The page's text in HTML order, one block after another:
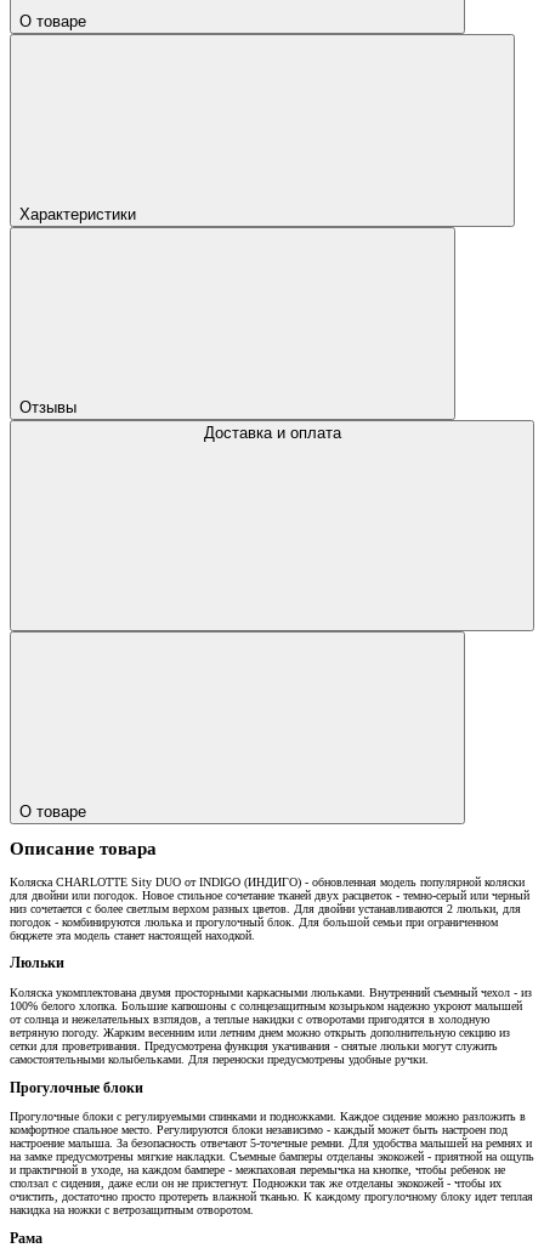
О товаре
Характеристики
Отзывы
Доставка и оплата
О товаре
Описание товара
Коляска CHARLOTTE Sity DUO от INDIGO (ИНДИГО) - обновленная модель популярной коляски
для двойни или погодок. Новое стильное сочетание тканей двух расцветок - темно-серый или черный
низ сочетается с более светлым верхом разных цветов. Для двойни устанавливаются 2 люльки, для
погодок - комбинируются люлька и прогулочный блок. Для большой семьи при ограниченном
бюджете эта модель станет настоящей находкой.
Люльки
Коляска укомплектована двумя просторными каркасными люльками. Внутренний съемный чехол - из
100% белого хлопка. Большие капюшоны с солнцезащитным козырьком надежно укроют малышей
от солнца и нежелательных взглядов, а теплые накидки с отворотами пригодятся в холодную
ветряную погоду. Жарким весенним или летним днем можно открыть дополнительную секцию из
сетки для проветривания. Предусмотрена функция укачивания - снятые люльки могут служить
самостоятельными колыбельками. Для переноски предусмотрены удобные ручки.
Прогулочные блоки
Прогулочные блоки с регулируемыми спинками и подножками. Каждое сидение можно разложить в
комфортное спальное место. Регулируются блоки независимо - каждый может быть настроен под
настроение малыша. За безопасность отвечают 5-точечные ремни. Для удобства малышей на ремнях и
на замке предусмотрены мягкие накладки. Съемные бамперы отделаны экокожей - приятной на ощупь
и практичной в уходе, на каждом бампере - межпаховая перемычка на кнопке, чтобы ребенок не
сползал с сидения, даже если он не пристегнут. Подножки так же отделаны экокожей - чтобы их
очистить, достаточно просто протереть влажной тканью. К каждому прогулочному блоку идет теплая
накидка на ножки с ветрозащитным отворотом.
Рама